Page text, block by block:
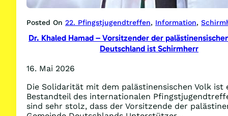
Posted On 22. Pfingstjugendtreffen, Information,
Dr. Khaled Hamad – Vorsitzender der
Deutschland ist Schirmherr
16. Mai 2026
Die Solidarität mit dem palästinensischen Volk ist
Bestandteil des internationalen
sind sehr stolz, dass der Vorsitzende der